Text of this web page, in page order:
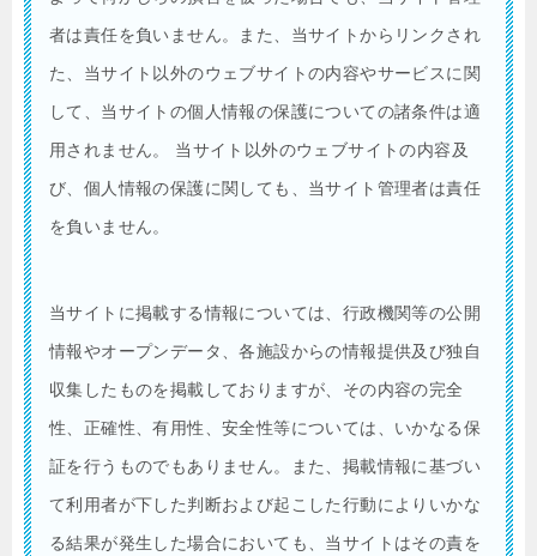
者は責任を負いません。また、当サイトからリンクされ
た、当サイト以外のウェブサイトの内容やサービスに関
して、当サイトの個人情報の保護についての諸条件は適
用されません。 当サイト以外のウェブサイトの内容及
び、個人情報の保護に関しても、当サイト管理者は責任
を負いません。
当サイトに掲載する情報については、行政機関等の公開
情報やオープンデータ、各施設からの情報提供及び独自
収集したものを掲載しておりますが、その内容の完全
性、正確性、有用性、安全性等については、いかなる保
証を行うものでもありません。また、掲載情報に基づい
て利用者が下した判断および起こした行動によりいかな
る結果が発生した場合においても、当サイトはその責を